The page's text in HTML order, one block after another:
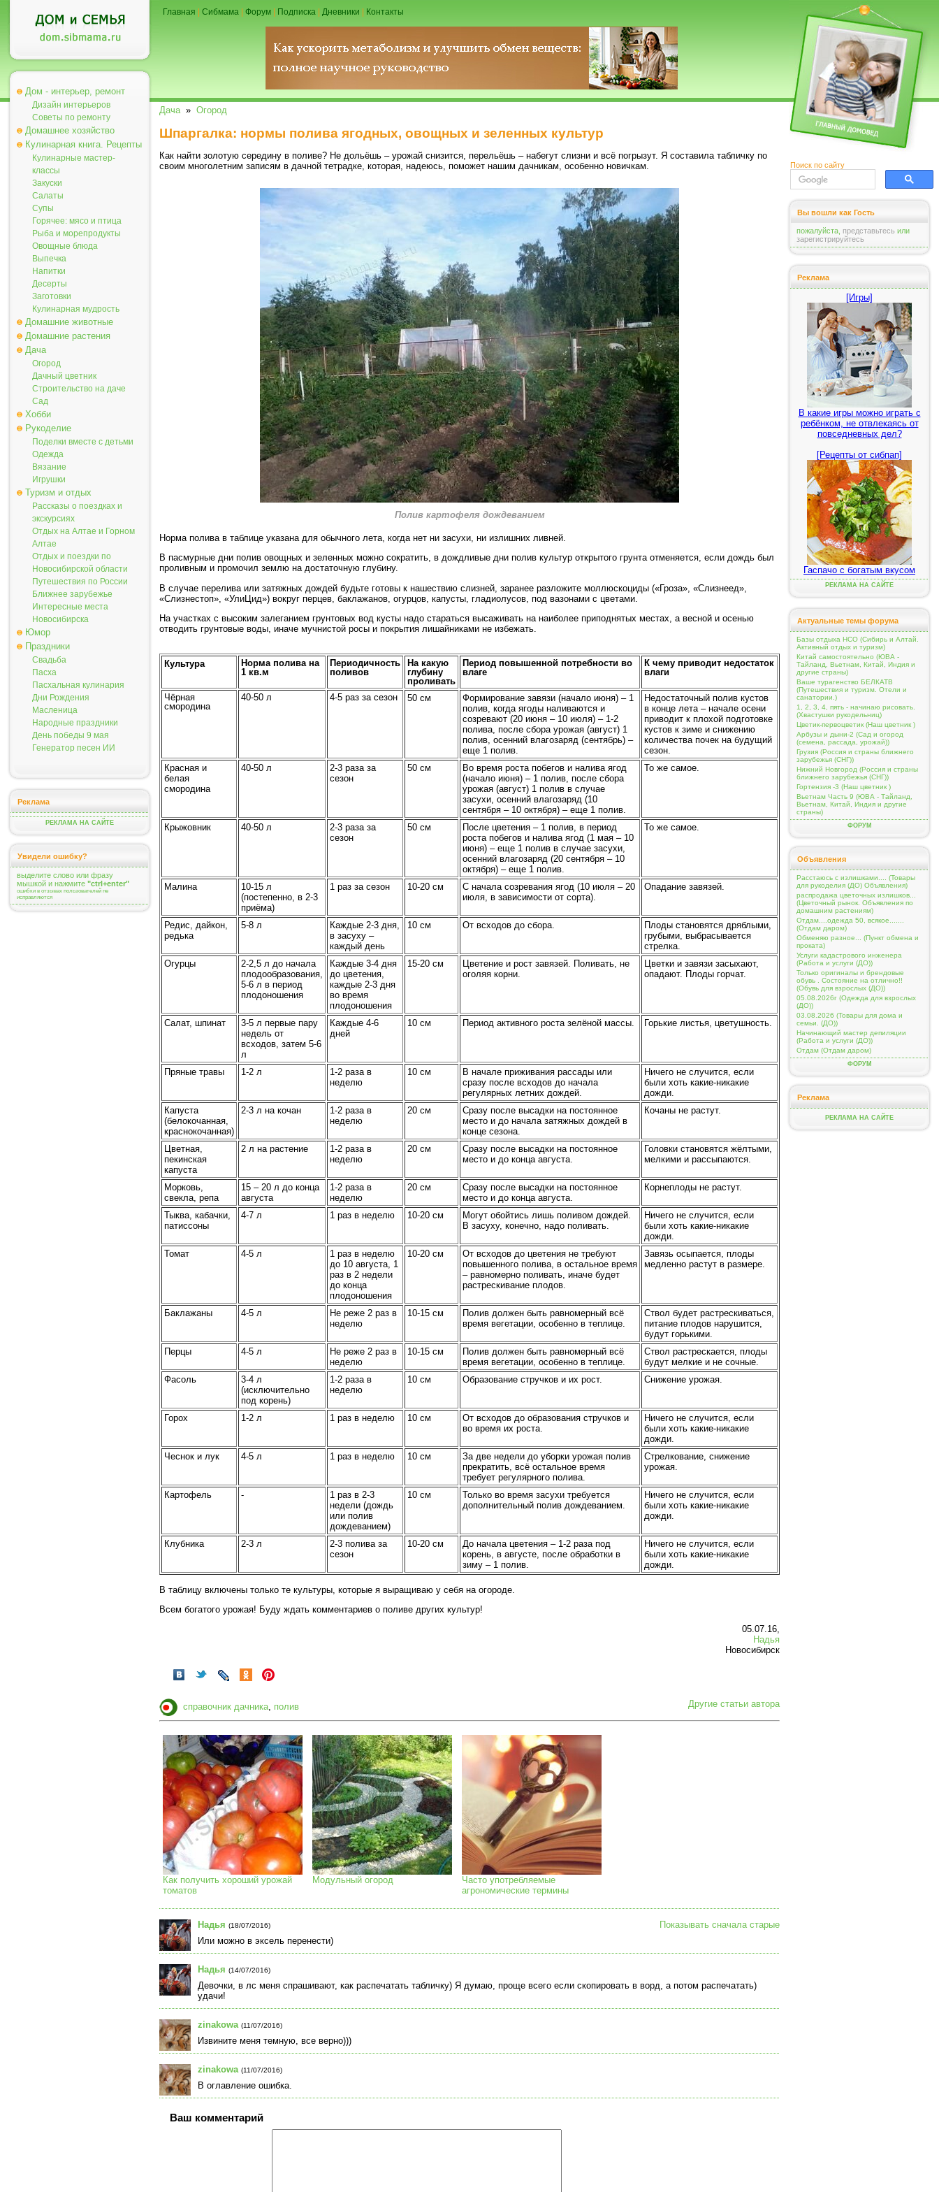
Дом - интерьер, ремонт
Дизайн интерьеров
Советы по ремонту
Домашнее хозяйство
Кулинарная книга. Рецепты
Кулинарные мастер-
классы
Закуски
Салаты
Супы
Горячее: мясо и птица
Рыба и морепродукты
Овощные блюда
Выпечка
Напитки
Десерты
Заготовки
Кулинарная мудрость
Домашние животные
Домашние растения
Дача
Огород
Дачный цветник
Строительство на даче
Сад
Хобби
Рукоделие
Поделки вместе с детьми
Одежда
Вязание
Игрушки
Туризм и отдых
Рассказы о поездках и
экскурсиях
Отдых на Алтае и Горном
Алтае
Отдых и поездки по
Новосибирской области
Путешествия по России
Ближнее зарубежье
Интересные места
Новосибирска
Юмор
Праздники
Свадьба
Пасха
Пасхальная кулинария
Дни Рождения
Масленица
Народные праздники
День победы 9 мая
Генератор песен ИИ
Реклама
РЕКЛАМА НА САЙТЕ
Увидели ошибку?
выделите слово или фразу
мышкой и нажмите "ctrl+enter"
ошибки в отзывах пользователей не
исправляются
Главная Сибмама Форум Подписка Дневники Контакты
Дача» Огород
Шпаргалка: нормы полива ягодных, овощных и зеленных культур
Как найти золотую середину в поливе? Не дольёшь – урожай снизится, перельёшь – набегут слизни и всё погрызут. Я составила табличку по
своим многолетним записям в дачной тетрадке, которая, надеюсь, поможет нашим дачникам, особенно новичкам.
Полив картофеля дождеванием
Норма полива в таблице указана для обычного лета, когда нет ни засухи, ни излишних ливней.
В пасмурные дни полив овощных и зеленных можно сократить, в дождливые дни полив культур открытого грунта отменяется, если дождь был
проливным и промочил землю на достаточную глубину.
В случае перелива или затяжных дождей будьте готовы к нашествию слизней, заранее разложите моллюскоциды («Гроза», «Слизнеед»,
«Слизнестоп», «УлиЦид») вокруг перцев, баклажанов, огурцов, капусты, гладиолусов, под вазонами с цветами.
На участках с высоким залеганием грунтовых вод кусты надо стараться высаживать на наиболее приподнятых местах, а весной и осенью
отводить грунтовые воды, иначе мучнистой росы и покрытия лишайниками не избежать.
Культура
Норма полива на
1 кв.м
Периодичность
поливов
На какую
глубину
проливать
Период повышенной потребности во
влаге
К чему приводит недостаток
влаги
Чёрная
смородина
40-50 л 4-5 раз за сезон 50 см
Формирование завязи (начало июня) – 1
полив, когда ягоды наливаются и
созревают (20 июня – 10 июля) – 1-2
полива, после сбора урожая (август) 1
полив, осенний влагозаряд (сентябрь) –
еще 1 полив.
Недостаточный полив кустов
в конце лета – начале осени
приводит к плохой подготовке
кустов к зиме и снижению
количества почек на будущий
сезон.
Красная и
белая
смородина
40-50 л
2-3 раза за
сезон
50 см
Во время роста побегов и налива ягод
(начало июня) – 1 полив, после сбора
урожая (август) 1 полив в случае
засухи, осенний влагозаряд (10
сентября – 10 октября) – еще 1 полив.
То же самое.
Крыжовник 40-50 л
2-3 раза за
сезон
50 см
После цветения – 1 полив, в период
роста побегов и налива ягод (1 мая – 10
июня) – еще 1 полив в случае засухи,
осенний влагозаряд (20 сентября – 10
октября) – еще 1 полив.
То же самое.
Малина
10-15 л
(постепенно, в 2-3
приёма)
1 раз за сезон 10-20 см
С начала созревания ягод (10 июля – 20
июля, в зависимости от сорта).
Опадание завязей.
Редис, дайкон,
редька
5-8 л
Каждые 2-3 дня,
в засуху –
каждый день
10 см От всходов до сбора.
Плоды становятся дряблыми,
грубыми, выбрасывается
стрелка.
Огурцы
2-2,5 л до начала
плодообразования,
5-6 л в период
плодоношения
Каждые 3-4 дня
до цветения,
каждые 2-3 дня
во время
плодоношения
15-20 см
Цветение и рост завязей. Поливать, не
оголяя корни.
Цветки и завязи засыхают,
опадают. Плоды горчат.
Салат, шпинат
3-5 л первые пару
недель от
всходов, затем 5-6
л
Каждые 4-6
дней
10 см Период активного роста зелёной массы. Горькие листья, цветушность.
Пряные травы 1-2 л
1-2 раза в
неделю
10 см
В начале приживания рассады или
сразу после всходов до начала
регулярных летних дождей.
Ничего не случится, если
были хоть какие-никакие
дожди.
Капуста
(белокочанная,
краснокочанная)
2-3 л на кочан
1-2 раза в
неделю
20 см
Сразу после высадки на постоянное
место и до начала затяжных дождей в
конце сезона.
Кочаны не растут.
Цветная,
пекинская
капуста
2 л на растение
1-2 раза в
неделю
20 см
Сразу после высадки на постоянное
место и до конца августа.
Головки становятся жёлтыми,
мелкими и рассыпаются.
Морковь,
свекла, репа
15 – 20 л до конца
августа
1-2 раза в
неделю
20 см
Сразу после высадки на постоянное
место и до конца августа.
Корнеплоды не растут.
Тыква, кабачки,
патиссоны
4-7 л 1 раз в неделю 10-20 см
Могут обойтись лишь поливом дождей.
В засуху, конечно, надо поливать.
Ничего не случится, если
были хоть какие-никакие
дожди.
Томат
4-5 л
1 раз в неделю
до 10 августа, 1
раз в 2 недели
до конца
плодоношения
10-20 cм
От всходов до цветения не требуют
повышенного полива, в остальное время
– равномерно поливать, иначе будет
растрескивание плодов.
Завязь осыпается, плоды
медленно растут в размере.
Баклажаны 4-5 л
Не реже 2 раз в
неделю
10-15 см
Полив должен быть равномерный всё
время вегетации, особенно в теплице.
Ствол будет растрескиваться,
питание плодов нарушится,
будут горькими.
Перцы
4-5 л
Не реже 2 раз в
неделю
10-15 см
Полив должен быть равномерный всё
время вегетации, особенно в теплице.
Ствол растрескается, плоды
будут мелкие и не сочные.
Фасоль
3-4 л
(исключительно
под корень)
1-2 раза в
неделю
10 см Образование стручков и их рост. Снижение урожая.
Горох 1-2 л 1 раз в неделю 10 см
От всходов до образования стручков и
во время их роста.
Ничего не случится, если
были хоть какие-никакие
дожди.
Чеснок и лук
4-5 л 1 раз в неделю 10 см
За две недели до уборки урожая полив
прекратить, всё остальное время
требует регулярного полива.
Стрелкование, снижение
урожая.
Картофель -
1 раз в 2-3
недели (дождь
или полив
дождеванием)
10 см
Только во время засухи требуется
дополнительный полив дождеванием.
Ничего не случится, если
были хоть какие-никакие
дожди.
Клубника 2-3 л
2-3 полива за
сезон
10-20 см
До начала цветения – 1-2 раза под
корень, в августе, после обработки в
зиму – 1 полив.
Ничего не случится, если
были хоть какие-никакие
дожди.
В таблицу включены только те культуры, которые я выращиваю у себя на огороде.
Всем богатого урожая! Буду ждать комментариев о поливе других культур!
05.07.16,
Надья
Новосибирск
справочник дачника полив Другие статьи автора
Как получить хороший урожай
томатов
Модульный огород
Часто употребляемые
агрономические термины
Показывать сначала старые
Надья (18/07/2016)
Или можно в эксель перенести)
Надья (14/07/2016)
Девочки, в лс меня спрашивают, как распечатать табличку) Я думаю, проще всего если скопировать в ворд, а потом распечатать)
удачи!
zinakowa (11/07/2016)
Извините меня темную, все верно)))
zinakowa (11/07/2016)
В оглавление ошибка.
Ваш комментарий
Поиск по сайту
Вы вошли как Гость
пожалуйста, представьтесь или
зарегистрируйтесь
Реклама
[Игры]
В какие игры можно играть с
ребёнком, не отвлекаясь от
повседневных дел?
[Рецепты от сибпап]
Гаспачо с богатым вкусом
РЕКЛАМА НА САЙТЕ
Актуальные темы форума
Базы отдыха НСО (Сибирь и Алтай.
Активный отдых и туризм)
Китай самостоятельно (ЮВА -
Тайланд, Вьетнам, Китай, Индия и
другие страны)
Ваше турагенство БЕЛКАТВ
(Путешествия и туризм. Отели и
санатории.)
1, 2, 3, 4, пять - начинаю рисовать.
(Хвастушки рукодельниц)
Цветик-первоцветик (Наш цветник )
Арбузы и дыни-2 (Сад и огород
(семена, рассада, урожай))
Грузия (Россия и страны ближнего
зарубежья (СНГ))
Нижний Новгород (Россия и страны
ближнего зарубежья (СНГ))
Гортензия -3 (Наш цветник )
Вьетнам Часть 9 (ЮВА - Тайланд,
Вьетнам, Китай, Индия и другие
страны)
ФОРУМ
Объявления
Расстаюсь с излишками.... (Товары
для рукоделия (ДО) Объявления)
распродажа цветочных излишков...
(Цветочный рынок. Объявления по
домашним растениям)
Отдам....одежда 50, всякое.......
(Отдам даром)
Обменяю разное... (Пункт обмена и
проката)
Услуги кадастрового инженера
(Работа и услуги (ДО))
Только оригиналы и брендовые
обувь . Состояние на отлично!!
(Обувь для взрослых (ДО))
05.08.2026г (Одежда для взрослых
(ДО))
03.08.2026 (Товары для дома и
семьи. (ДО))
Начинающий мастер депиляции
(Работа и услуги (ДО))
Отдам (Отдам даром)
ФОРУМ
Реклама
РЕКЛАМА НА САЙТЕ